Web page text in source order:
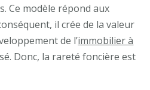
Ce modèle répond aux
il crée de la valeur
de l’immobilier à
Donc, la rareté foncière est